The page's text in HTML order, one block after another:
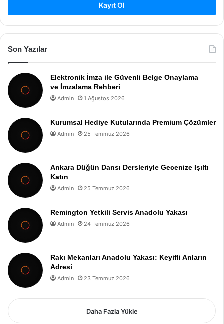
Kayıt Ol
Son Yazılar
Elektronik İmza ile Güvenli Belge Onaylama
ve İmzalama Rehberi
Admin 1 Ağustos 2026
Kurumsal Hediye Kutularında Premium Çözümler
Admin 25 Temmuz 2026
Ankara Düğün Dansı Dersleriyle Gecenize Işıltı
Katın
Admin 25 Temmuz 2026
Remington Yetkili Servis Anadolu Yakası
Admin 24 Temmuz 2026
Rakı Mekanları Anadolu Yakası: Keyifli Anların
Adresi
Admin 23 Temmuz 2026
Daha Fazla Yükle